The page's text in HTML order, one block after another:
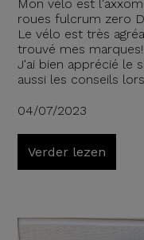
Mon vélo est
roues fulcrum zero
Le vélo est très
trouvé mes marques!!
J'ai bien apprécié le
aussi les conseils
04/07/2023
Verder lezen